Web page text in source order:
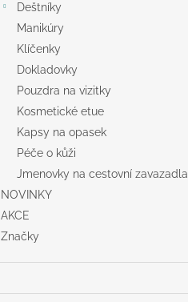
Deštníky
Manikúry
Klíčenky
Dokladovky
Pouzdra na vizitky
Kosmetické etue
Kapsy na opasek
Péče o kůži
Jmenovky na cestovní zavazadla
NOVINKY
AKCE
Značky